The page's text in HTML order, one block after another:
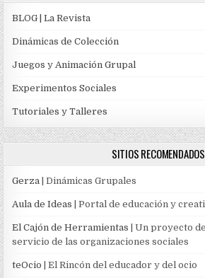
BLOG | La Revista
Dinámicas de Colección
Juegos y Animación Grupal
Experimentos Sociales
Tutoriales y Talleres
SITIOS RECOMENDADOS
Gerza | Dinámicas Grupales
Aula de Ideas | Portal de educación y
El Cajón de Herramientas | Un proyecto
servicio de las organizaciones sociales
teOcio | El Rincón del educador y del ocio